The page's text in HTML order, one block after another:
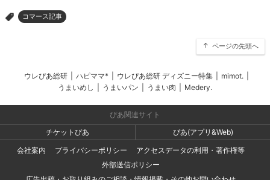
> コマース記事
ページの先頭へ
ウレぴあ総研 ハピママ* ウレぴあ総研 ディズニー特集 mimot.
うまいめし
うまいパン うまい肉 Medery.
ぴあ関連サイト
チケットぴあ
ぴあ(アプリ&Web)
会社案内
プライバシーポリシー
アクセスデータの利用・著作権等
外部送信ポリシー